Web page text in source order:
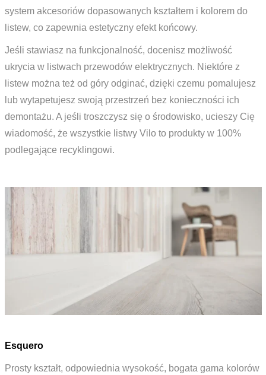
system akcesoriów dopasowanych kształtem i kolorem do
listew, co zapewnia estetyczny efekt końcowy.
Jeśli stawiasz na funkcjonalność, docenisz możliwość
ukrycia w listwach przewodów elektrycznych. Niektóre z
listew można też od góry odginać, dzięki czemu pomalujesz
lub wytapetujesz swoją przestrzeń bez konieczności ich
demontażu. A jeśli troszczysz się o środowisko, ucieszy Cię
wiadomość, że wszystkie listwy Vilo to produkty w 100%
podlegające recyklingowi.
Esquero
Prosty kształt, odpowiednia wysokość, bogata gama kolorów